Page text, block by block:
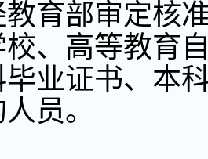
育部审定核
、高等教育
业证书、本
员。